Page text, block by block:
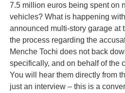
7.5 million euros being spent on
vehicles? What is happening
announced multi-story garage at
the process regarding the
Menche Tochi does not back
specifically, and on behalf of the
You will hear them directly from
just an interview – this is a